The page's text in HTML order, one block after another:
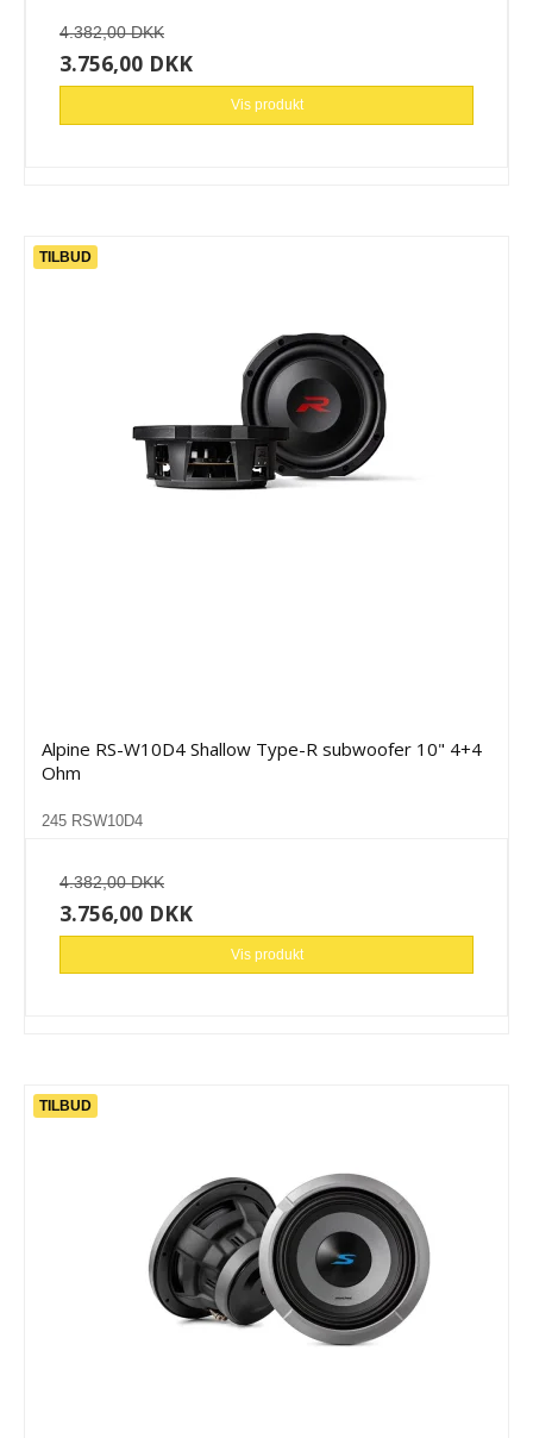
4.382,00 DKK
3.756,00 DKK
Vis produkt
TILBUD
Alpine RS-W10D4 Shallow Type-R subwoofer 10" 4+4
Ohm
245 RSW10D4
4.382,00 DKK
3.756,00 DKK
Vis produkt
TILBUD